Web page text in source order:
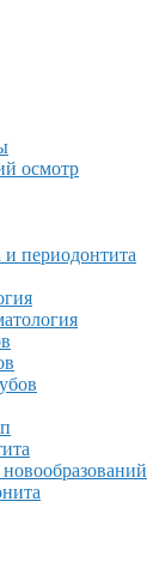
осмотр
периодонтита